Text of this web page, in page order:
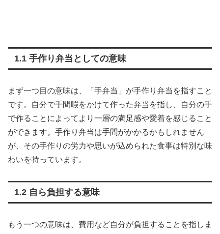
1.1 手作り弁当としての意味
まず一つ目の意味は、「手弁当」が手作り弁当を指すこと
です。自分で手間暇をかけて作った弁当を指し、自分の手
で作ることによってより一層の満足感や愛着を感じること
ができます。手作り弁当は手間がかかるかもしれません
が、その手作りの労力や思いが込められた食事は特別な味
わいを持っています。
1.2 自ら負担する意味
もう一つの意味は、費用など自分が負担することを指しま